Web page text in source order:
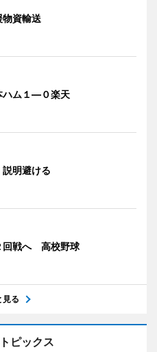
物資輸送
ハム１―０楽天
明避ける
回戦へ 高校野球
見る
ピックス